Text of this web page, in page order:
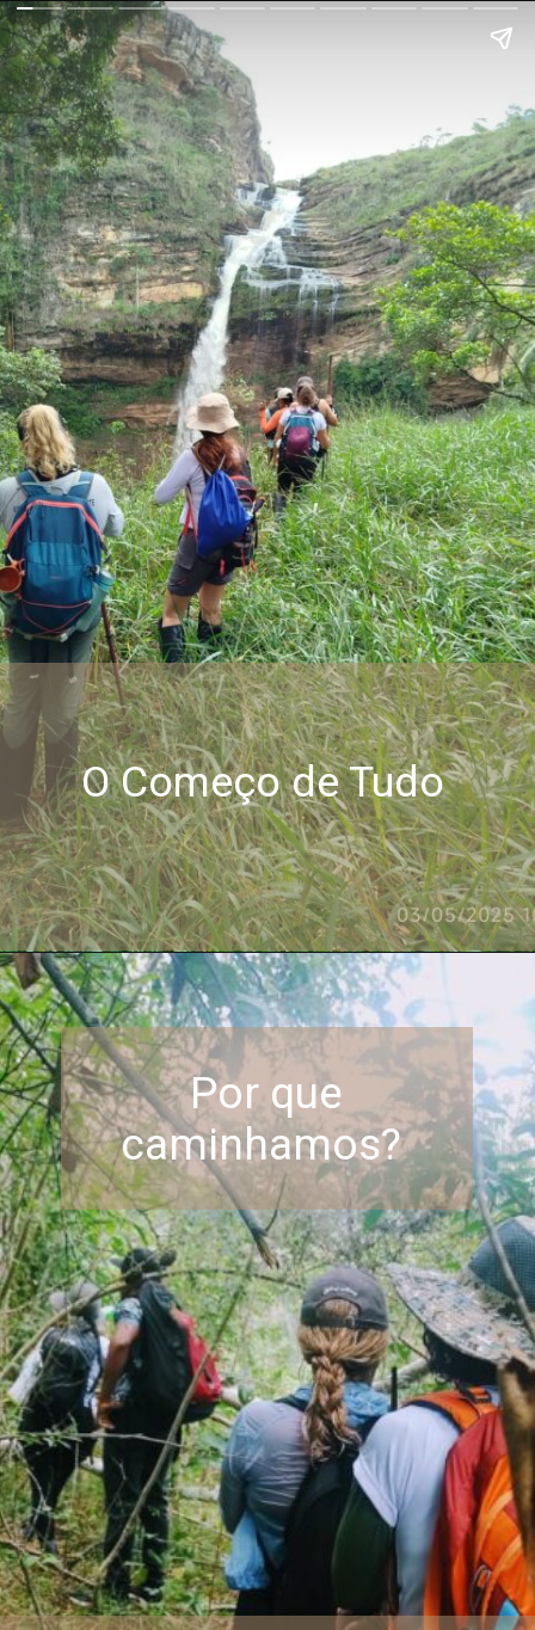
O Começo de Tudo
Por que
caminhamos?